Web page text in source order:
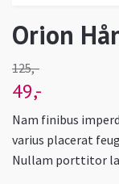
Orion
125,-
49,-
Nam finibus
varius placerat
Nullam porttitor